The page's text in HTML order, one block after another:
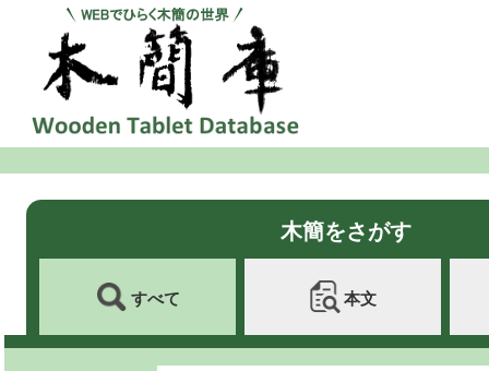
木簡をさがす
すべて 本文